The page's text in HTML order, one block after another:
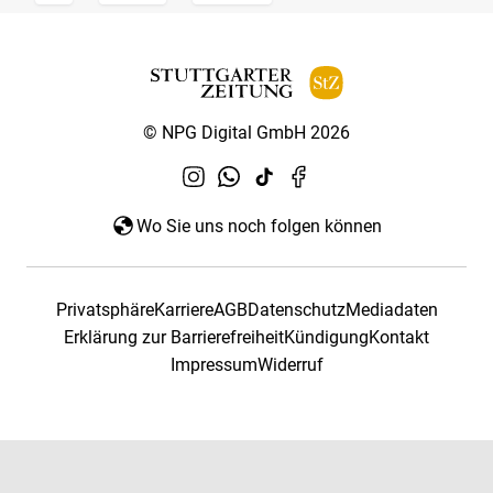
© NPG Digital GmbH 2026
Wo Sie uns noch folgen können
PrivatsphäreKarriereAGBDatenschutzMediadaten
Erklärung zur BarrierefreiheitKündigungKontakt
ImpressumWiderruf